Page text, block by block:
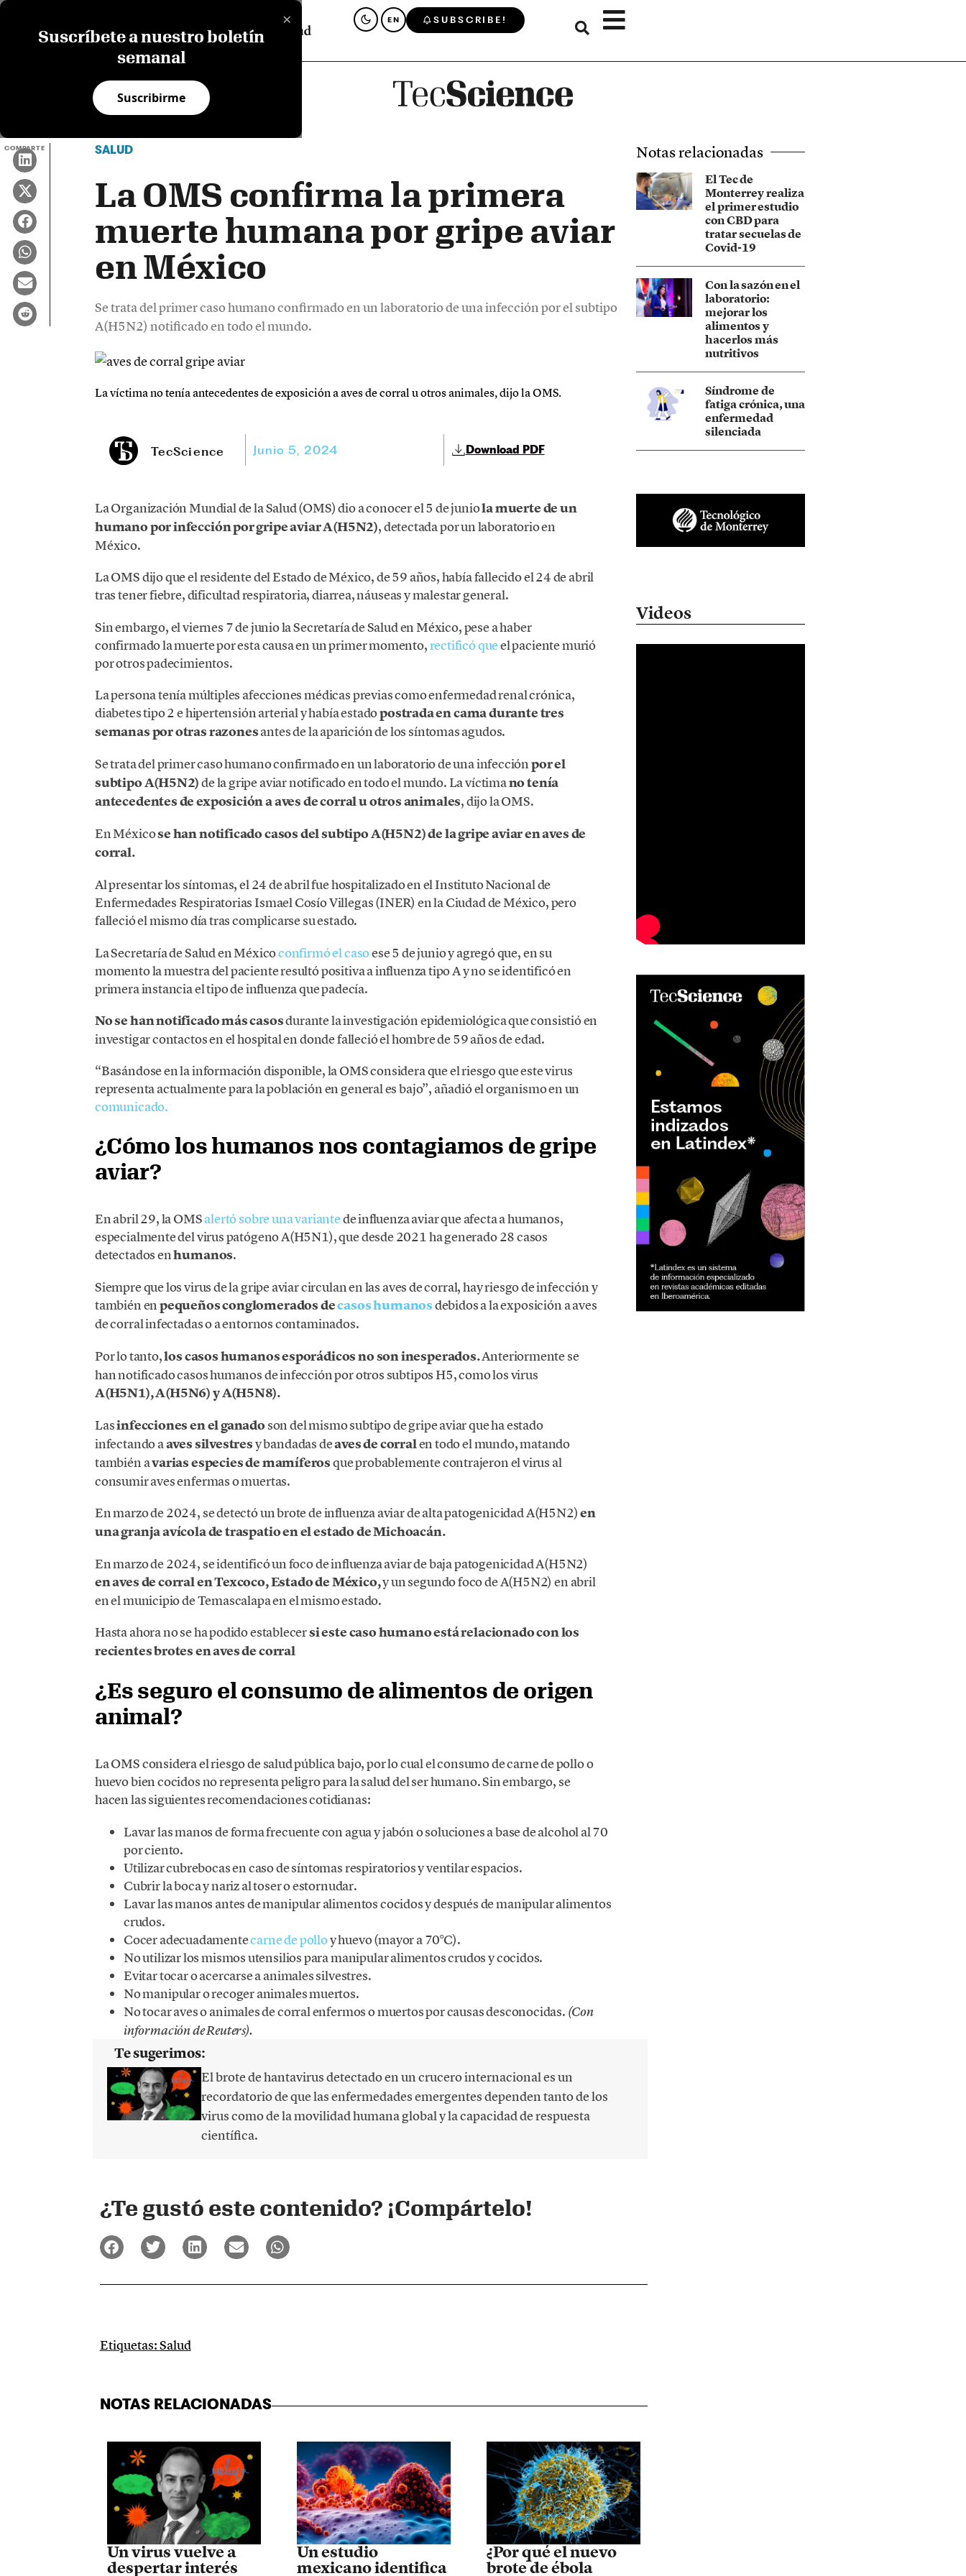
×
Suscríbete a nuestro boletín
semanal
Suscribirme
EN SUBSCRIBE!
COMPARTE SALUD
La OMS confirma la primera
muerte humana por gripe aviar
en México
Se trata del primer caso humano confirmado en un laboratorio de una infección por el subtipo
A(H5N2) notificado en todo el mundo.
La víctima no tenía antecedentes de exposición a aves de corral u otros animales, dijo la OMS.
TecScience Junio 5, 2024 Download PDF
La Organización Mundial de la Salud (OMS) dio a conocer el 5 de juniola muerte de un
humano por infección por gripe aviar A(H5N2), detectada por un laboratorio en
México.
La OMS dijo que el residente del Estado de México, de 59 años, había fallecido el 24 de abril
tras tener fiebre, dificultad respiratoria, diarrea, náuseas y malestar general.
Sin embargo, el viernes 7 de junio la Secretaría de Salud en México, pese a haber
confirmado la muerte por esta causa en un primer momento,rectificó queel paciente murió
por otros padecimientos.
La persona tenía múltiples afecciones médicas previas como enfermedad renal crónica,
diabetes tipo 2 e hipertensión arterial y había estadopostrada en cama durante tres
semanas por otras razonesantes de la aparición de los síntomas agudos.
Se trata del primer caso humano confirmado en un laboratorio de una infecciónpor el
subtipo A(H5N2)de la gripe aviar notificado en todo el mundo. La víctimano tenía
antecedentes de exposición a aves de corral u otros animales, dijo la OMS.
En Méxicose han notificado casos del subtipo A(H5N2) de la gripe aviar en aves de
corral.
Al presentar los síntomas, el 24 de abril fue hospitalizado en el Instituto Nacional de
Enfermedades Respiratorias Ismael Cosío Villegas (INER) en la Ciudad de México, pero
falleció el mismo día tras complicarse su estado.
La Secretaría de Salud en Méxicoconfirmó el casoese 5 de junio y agregó que, en su
momento la muestra del paciente resultó positiva a influenza tipo A y no se identificó en
primera instancia el tipo de influenza que padecía.
No se han notificado más casosdurante la investigación epidemiológica que consistió en
investigar contactos en el hospital en donde falleció el hombre de 59 años de edad.
“Basándose en la información disponible, la OMS considera que el riesgo que este virus
representa actualmente para la población en general es bajo”, añadió el organismo en un
comunicado.
¿Cómo los humanos nos contagiamos de gripe
aviar?
En abril 29, la OMSalertó sobre una variantede influenza aviar que afecta a humanos,
especialmente del virus patógeno A(H5N1), que desde 2021 ha generado 28 casos
detectados enhumanos.
Siempre que los virus de la gripe aviar circulan en las aves de corral, hay riesgo de infección y
también enpequeños conglomerados decasos humanosdebidos a la exposición a aves
de corral infectadas o a entornos contaminados.
Por lo tanto,los casos humanos esporádicos no son inesperados.Anteriormente se
han notificado casos humanos de infección por otros subtipos H5, como los virus
A(H5N1), A(H5N6) y A(H5N8).
Lasinfecciones en el ganadoson del mismo subtipo de gripe aviar que ha estado
infectando aaves silvestresy bandadas deaves de corralen todo el mundo, matando
también avarias especies de mamíferosque probablemente contrajeron el virus al
consumir aves enfermas o muertas.
En marzo de 2024, se detectó un brote de influenza aviar de alta patogenicidad A(H5N2)en
una granja avícola de traspatio en el estado de Michoacán.
En marzo de 2024, se identificó un foco de influenza aviar de baja patogenicidad A(H5N2)
en aves de corral en Texcoco, Estado de México,y un segundo foco de A(H5N2) en abril
en el municipio de Temascalapa en el mismo estado.
Hasta ahora no se ha podido establecersi este caso humano está relacionado con los
recientes brotes en aves de corral
¿Es seguro el consumo de alimentos de origen
animal?
La OMS considera el riesgo de salud pública bajo, por lo cual el consumo de carne de pollo o
huevo bien cocidos no representa peligro para la salud del ser humano. Sin embargo, se
hacen las siguientes recomendaciones cotidianas:
Lavar las manos de forma frecuente con agua y jabón o soluciones a base de alcohol al 70
por ciento.
Utilizar cubrebocas en caso de síntomas respiratorios y ventilar espacios.
Cubrir la boca y nariz al toser o estornudar.
Lavar las manos antes de manipular alimentos cocidos y después de manipular alimentos
crudos.
Cocer adecuadamentecarne de polloy huevo (mayor a 70°C).
No utilizar los mismos utensilios para manipular alimentos crudos y cocidos.
Evitar tocar o acercarse a animales silvestres.
No manipular o recoger animales muertos.
No tocar aves o animales de corral enfermos o muertos por causas desconocidas. (Con
información de Reuters).
Notas relacionadas
El Tec de
Monterrey realiza
el primer estudio
con CBD para
tratar secuelas de
Covid-19
Con la sazón en el
laboratorio:
mejorar los
alimentos y
hacerlos más
nutritivos
Síndrome de
fatiga crónica, una
enfermedad
silenciada
Videos
Te sugerimos:
El brote de hantavirus detectado en un crucero internacional es un
recordatorio de que las enfermedades emergentes dependen tanto de los
virus como de la movilidad humana global y la capacidad de respuesta
científica.
¿Te gustó este contenido? ¡Compártelo!
Etiquetas:Salud
NOTAS RELACIONADAS
Un virus vuelve a
despertar interés
Un estudio
mexicano identifica
¿Por qué el nuevo
brote de ébola